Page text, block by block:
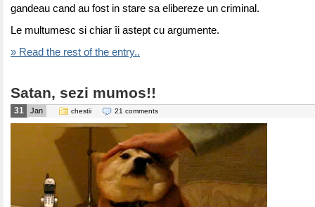
gandeau cand au fost in stare sa elibereze un criminal.
Le multumesc si chiar îi astept cu argumente.
» Read the rest of the entry..
Satan, sezi mumos!!
31 Jan chestii 21 comments